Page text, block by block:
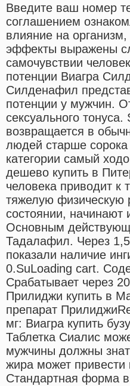
Введите ваш номер
соглашением
влияние на
эффекты выражены
самочувствии
потенции Виагра
Силденафил
потенции у мужчин.
сексуального
возвращается в
людей старше сорока
категории самый
дешево купить в
человека приводит
тяжелую физическую
состоянии, начинают
Основным
Тадалафил. Через
показали наличие
0.SuLoading cart.
Срабатывает через
Прилиджи купить в
препарат
мг: Виагра купить
Таблетка Сиалис
мужчины должны
жира может
Стандартная форма